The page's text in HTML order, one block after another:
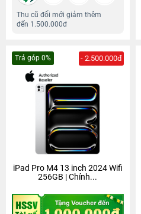
Thu cũ đổi mới giảm thêm
đến 1.500.000đ
Trả góp 0% - 2.500.000đ
iPad Pro M4 13 inch 2024 Wifi
256GB | Chính...